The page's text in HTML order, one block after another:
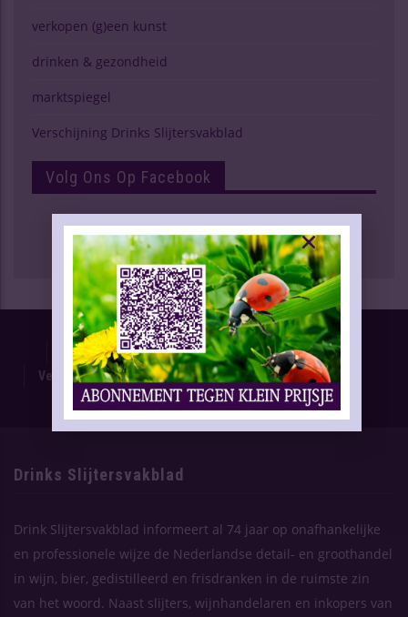
verkopen (g)een kunst
drinken & gezondheid
marktspiegel
Verschijning Drinks Slijtersvakblad
Volg Ons Op Facebook
Proefnummer
Oplage & Verspreiding
Advertentietarieven
Technische Gegevens
Verschijning Drinks Slijtersvakblad
Themaplanning
Contact
Drinks Slijtersvakblad
Drink Slijtersvakblad informeert al 74 jaar op onafhankelijke
en professionele wijze de Nederlandse detail- en groothandel
in wijn, bier, gedistilleerd en frisdranken in de ruimste zin
van het woord. Naast slijters, wijnhandelaren en inkopers van